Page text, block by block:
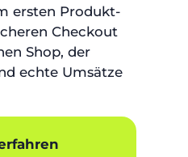
ersten Produkt-
Checkout
Shop, der
echte Umsätze